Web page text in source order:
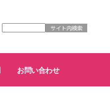
お問い合わせ